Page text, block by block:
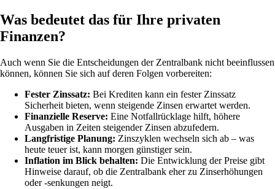
Was bedeutet das für Ihre privaten
Finanzen?
Auch wenn Sie die Entscheidungen der Zentralbank nicht beeinflussen
können, können Sie sich auf deren Folgen vorbereiten:
Fester Zinssatz: Bei Krediten kann ein fester Zinssatz
Sicherheit bieten, wenn steigende Zinsen erwartet werden.
Finanzielle Reserve: Eine Notfallrücklage hilft, höhere
Ausgaben in Zeiten steigender Zinsen abzufedern.
Langfristige Planung: Zinszyklen wechseln sich ab – was
heute teuer ist, kann morgen günstiger sein.
Inflation im Blick behalten: Die Entwicklung der Preise gibt
Hinweise darauf, ob die Zentralbank eher zu Zinserhöhungen
oder -senkungen neigt.